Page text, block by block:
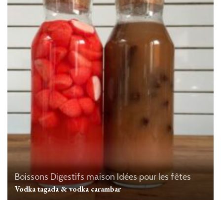
Boissons Digestifs maison Idées pour les fêtes
Vodka tagada & vodka carambar